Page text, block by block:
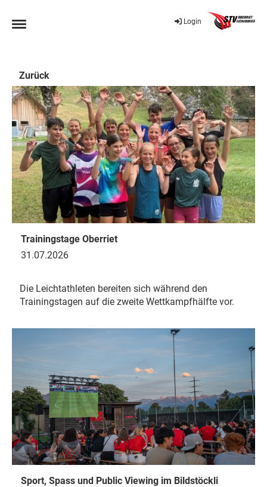
Login
Zurück
Trainingstage Oberriet
31.07.2026
Die Leichtathleten bereiten sich während den
Trainingstagen auf die zweite Wettkampfhälfte vor.
Sport, Spass und Public Viewing im Bildstöckli